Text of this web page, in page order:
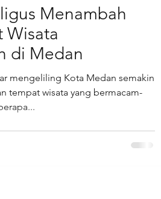
Menambah
Wisata
di Medan
mengeliling Kota Medan semakin
tempat wisata yang bermacam-